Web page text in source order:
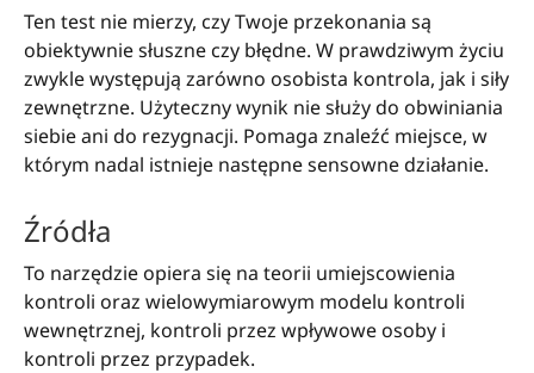
Ten test nie mierzy, czy Twoje przekonania są
obiektywnie słuszne czy błędne. W prawdziwym życiu
zwykle występują zarówno osobista kontrola, jak i siły
zewnętrzne. Użyteczny wynik nie służy do obwiniania
siebie ani do rezygnacji. Pomaga znaleźć miejsce, w
którym nadal istnieje następne sensowne działanie.
Źródła
To narzędzie opiera się na teorii umiejscowienia
kontroli oraz wielowymiarowym modelu kontroli
wewnętrznej, kontroli przez wpływowe osoby i
kontroli przez przypadek.